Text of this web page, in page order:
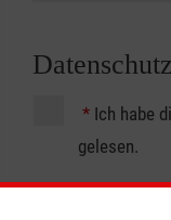
Datenschutz
* Ich habe
gelesen.